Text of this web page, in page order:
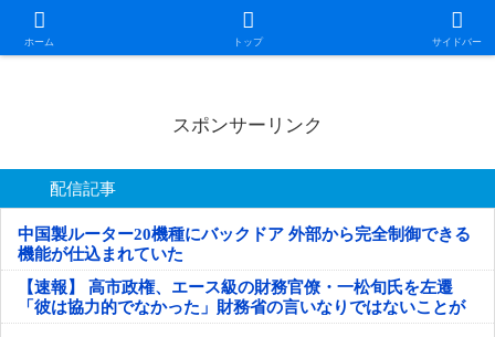
ホーム トップ サイドバー
日本第一！ニュース録
スポンサーリンク
配信記事
中国製ルーター20機種にバックドア 外部から完全制御できる
機能が仕込まれていた
【速報】 高市政権、エース級の財務官僚・一松旬氏を左遷
「彼は協力的でなかった」財務省の言いなりではないことが
判明